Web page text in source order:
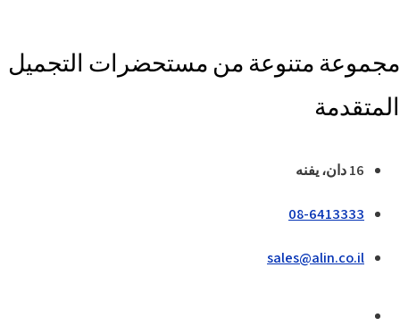
مجموعة متنوعة من مستحضرات التجميل
المتقدمة
16 دان، يفنه
08-6413333
sales@alin.co.il